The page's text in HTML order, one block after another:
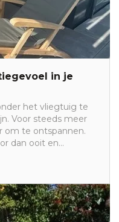
in je
het vliegtuig te
Voor steeds meer
om te ontspannen.
dan ooit en
hoef je
waar je iedere dag